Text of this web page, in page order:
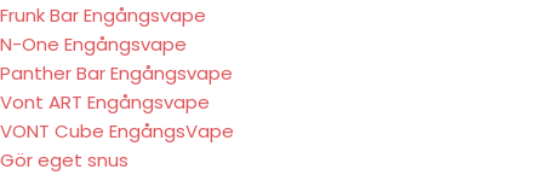
Frunk Bar Engångsvape
N-One Engångsvape
Panther Bar Engångsvape
Vont ART Engångsvape
VONT Cube EngångsVape
Gör eget snus